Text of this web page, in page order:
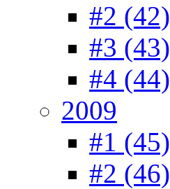
#2 (42)
#3 (43)
#4 (44)
2009
#1 (45)
#2 (46)